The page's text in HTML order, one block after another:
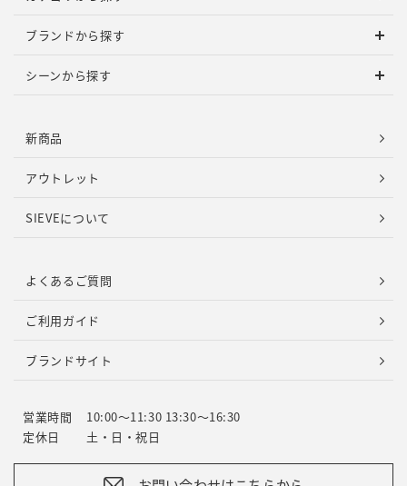
ブランドから探す
シーンから探す
新商品
アウトレット
SIEVEについて
よくあるご質問
ご利用ガイド
ブランドサイト
営業時間
10:00～11:30 13:30～16:30
定休日
土・日・祝日